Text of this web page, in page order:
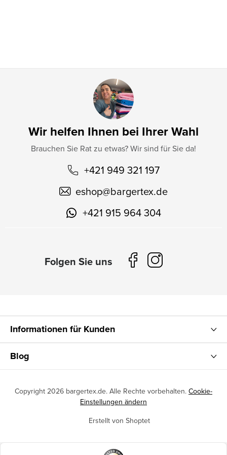
Wir helfen Ihnen bei Ihrer Wahl
Brauchen Sie Rat zu etwas? Wir sind für Sie da!
+421 949 321 197
eshop@bargertex.de
+421 915 964 304
Informationen für Kunden
Blog
Erstellt von Shoptet
Copyright 2026 bargertex.de. Alle Rechte vorbehalten. Cookie-
Einstellungen ändern